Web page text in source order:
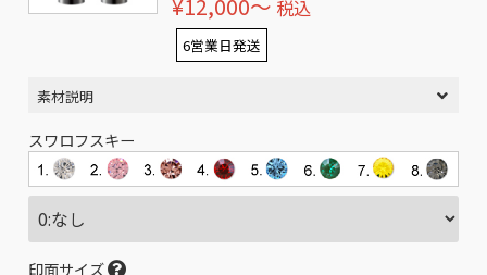
税込
6営業日発送
素材説明
スワロフスキー
印面サイズ